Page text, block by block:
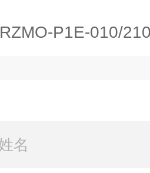
RZMO-P1E-010/210/1选